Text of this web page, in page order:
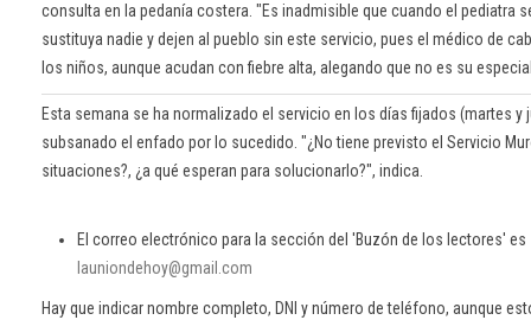
consulta en la pedanía costera. "Es inadmisible que cuando el pediatra
sustituya nadie y dejen al pueblo sin este servicio, pues el médico de
los niños, aunque acudan con fiebre alta, alegando que no es su
Esta semana se ha normalizado el servicio en los días fijados (martes y
subsanado el enfado por lo sucedido. "¿No tiene previsto el Servicio
situaciones?, ¿a qué esperan para solucionarlo?", indica.
El correo electrónico para la sección del 'Buzón de los lectores' es
launiondehoy@gmail.com
Hay que indicar nombre completo, DNI y número de teléfono, aunque